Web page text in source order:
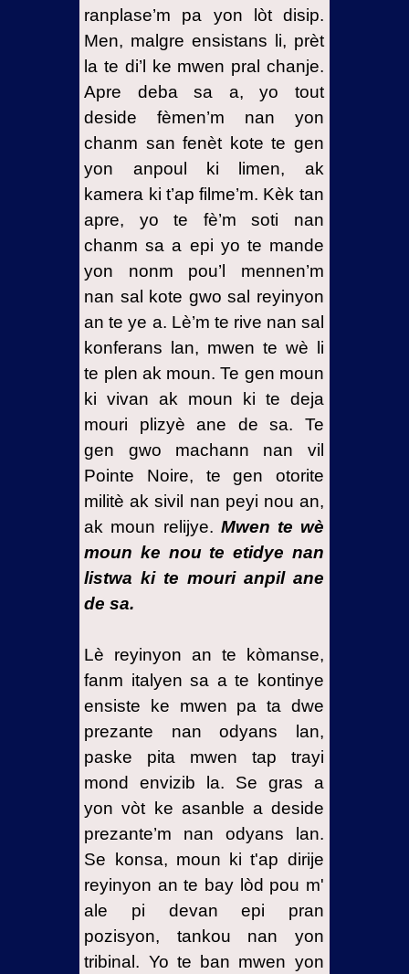
ranplase’m pa yon lòt disip.
Men, malgre ensistans li, prèt
la te di’l ke mwen pral chanje.
Apre deba sa a, yo tout
deside fèmen’m nan yon
chanm san fenèt kote te gen
yon anpoul ki limen, ak
kamera ki t’ap filme’m. Kèk tan
apre, yo te fè’m soti nan
chanm sa a epi yo te mande
yon nonm pou’l mennen’m
nan sal kote gwo sal reyinyon
an te ye a. Lè’m te rive nan sal
konferans lan, mwen te wè li
te plen ak moun. Te gen moun
ki vivan ak moun ki te deja
mouri plizyè ane de sa. Te
gen gwo machann nan vil
Pointe Noire, te gen otorite
militè ak sivil nan peyi nou an,
ak moun relijye. Mwen te wè
moun ke nou te etidye nan
listwa ki te mouri anpil ane
de sa.
Lè reyinyon an te kòmanse,
fanm italyen sa a te kontinye
ensiste ke mwen pa ta dwe
prezante nan odyans lan,
paske pita mwen tap trayi
mond envizib la. Se gras a
yon vòt ke asanble a deside
prezante’m nan odyans lan.
Se konsa, moun ki t'ap dirije
reyinyon an te bay lòd pou m'
ale pi devan epi pran
pozisyon, tankou nan yon
tribinal. Yo te ban mwen yon